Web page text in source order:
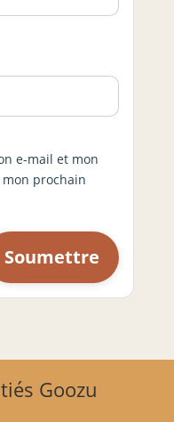
e-mail et mon
prochain
Goozu